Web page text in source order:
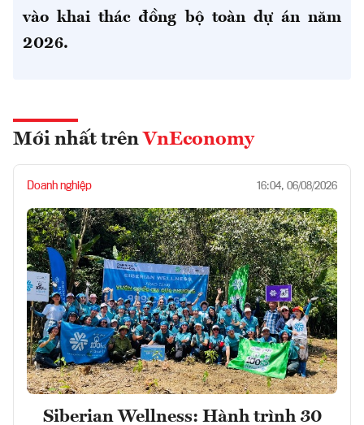
vào khai thác đồng bộ toàn dự án năm
2026.
Mới nhất trên VnEconomy
Doanh nghiệp 16:04, 06/08/2026
Siberian Wellness: Hành trình 30